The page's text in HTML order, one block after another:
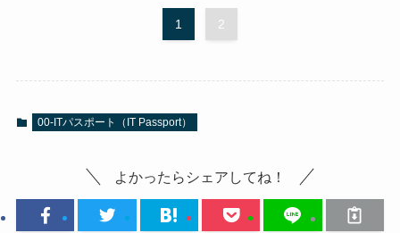
1 2
00-ITパスポート（IT Passport）
よかったらシェアしてね！